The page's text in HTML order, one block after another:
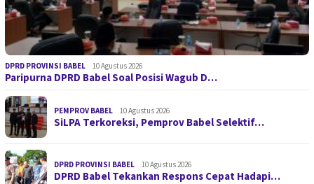
DPRD PROVINSI BABEL 10 Agustus 2026
Paripurna DPRD Babel Soal Posisi Wagub D…
PEMPROV BABEL 10 Agustus 2026
SiLPA Terkoreksi, Pemprov Babel Selektif…
DPRD PROVINSI BABEL 10 Agustus 2026
DPRD Babel Tekankan Respons Cepat Hadapi…